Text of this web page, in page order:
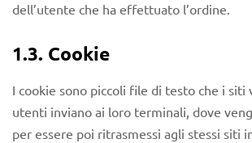
dell’utente che ha effettuato l’ordine.
1.3. Cookie
I cookie sono piccoli file di testo che i siti
utenti inviano ai loro terminali, dove
per essere poi ritrasmessi agli stessi siti